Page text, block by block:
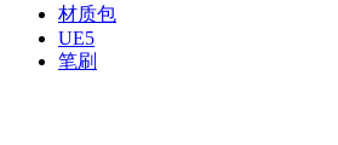
材质包
UE5
笔刷